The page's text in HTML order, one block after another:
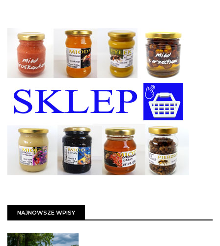
NAJNOWSZE WPISY